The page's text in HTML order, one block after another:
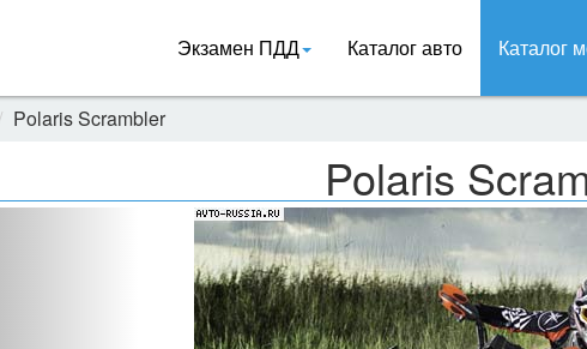
Экзамен ПДД Каталог авто Каталог
Polaris Scrambler
Polaris